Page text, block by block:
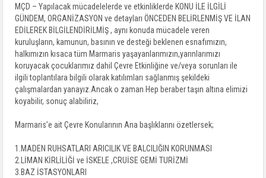
MÇD – Yapılacak mücadelelerde ve etkinliklerde KONU İLE İLGİLİ
GÜNDEM, ORGANİZASYON ve detayları ÖNCEDEN BELİRLENMİŞ VE İLAN
EDİLEREK BİLGİLENDİRİLMİŞ , aynı konuda mücadele veren
kuruluşların, kamunun, basının ve desteği beklenen esnafımızın,
halkımızın kısaca tüm Marmaris yaşayanlarımızın,yarınlarımızı
koruyacak çocuklarımız dahil Çevre Etkinliğine ve/veya sorunları ile
ilgili toplantılara bilgili olarak katılımları sağlanmış şekildeki
çalışmalardan yanayız.Ancak o zaman Hep beraber taşın altına elimizi
koyabilir, sonuç alabiliriz,
Marmaris’e ait Çevre Konularının Ana başlıklarını özetlersek;
1.MADEN RUHSATLARI ARICILIK VE BALCILIĞIN KORUNMASI
2.LİMAN KİRLİLİĞİ ve İSKELE ,CRUİSE GEMİ TURİZMİ
3.BAZ İSTASYONLARI